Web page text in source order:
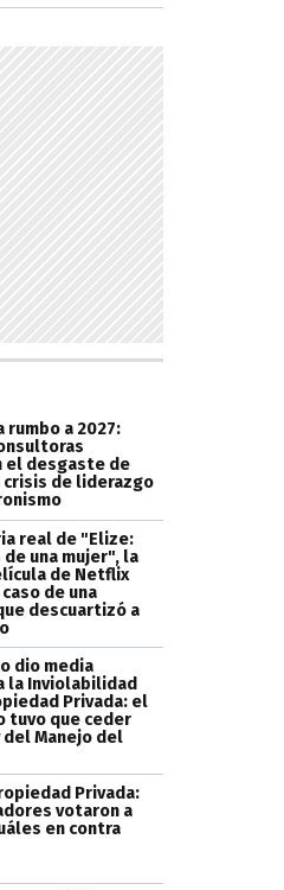
rumbo a 2027:
el desgaste de
crisis de liderazgo
real de "Elize:
de una mujer", la
de Netflix
de una
descuartizó a
dio media
la Inviolabilidad
Privada: el
tuvo que ceder
del Manejo del
Privada:
votaron a
en contra